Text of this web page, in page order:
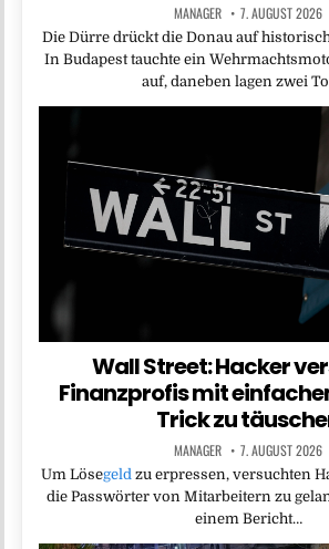
MANAGER 7. AUGUST 2026
Die Dürre drückt die Donau auf
In Budapest tauchte ein
auf, daneben lagen zwei
Wall Street: Hacker
Finanzprofis mit
Trick zu
MANAGER 7. AUGUST 2026
Um Lösegeld zu erpressen, versuchten
die Passwörter von Mitarbeitern zu
einem Bericht…